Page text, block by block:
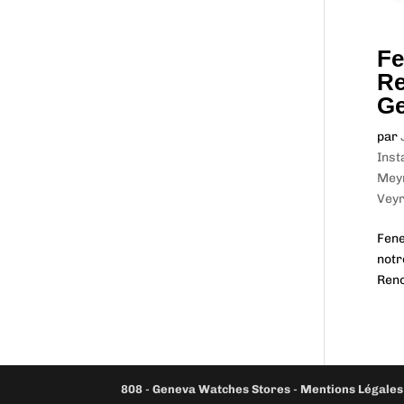
par
808 -Geneva Watches Stores - Mentions